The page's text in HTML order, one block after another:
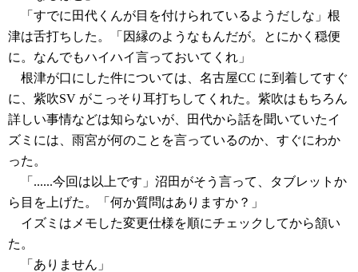
「すでに田代くんが目を付けられているようだしな」根
津は舌打ちした。「因縁のようなもんだが。とにかく穏便
に。なんでもハイハイ言っておいてくれ」
根津が口にした件については、名古屋CC に到着してすぐ
に、紫吹SV がこっそり耳打ちしてくれた。紫吹はもちろん
詳しい事情などは知らないが、田代から話を聞いていたイ
ズミには、雨宮が何のことを言っているのか、すぐにわか
った。
「......今回は以上です」沼田がそう言って、タブレットか
ら目を上げた。「何か質問はありますか？」
イズミはメモした変更仕様を順にチェックしてから頷い
た。
「ありません」